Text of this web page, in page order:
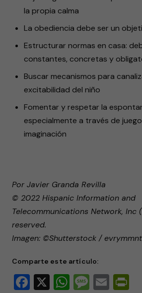
la propia calma
La obediencia debe ser un
Estructurar normas en casa:
constantes, concretas y
Buscar mecanismos para
excitabilidad del niño
Fomentar y respetar la
especialmente a través de
imaginación
Por Javier Granda Revilla
© 2022 Hispanic Information and
Telecommunications Network, Inc
reserved.
Imagen: ©Shutterstock / evrymmnt
Comparte este artículo:
Facebook
X WhatsApp
Message
Email